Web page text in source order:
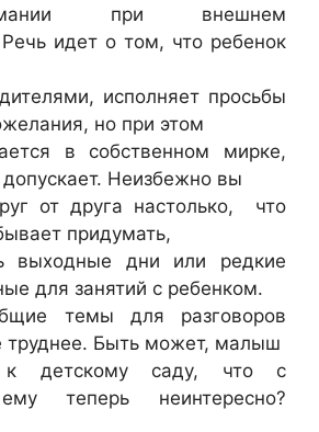
при внешнем
идет о том, что ребенок
исполняет просьбы
но при этом
в собственном мирке,
допускает. Неизбежно вы
от друга настолько, что
придумать,
выходные дни или редкие
для занятий с ребенком.
темы для разговоров
труднее. Быть может, малыш
детскому саду, что с
теперь неинтересно?